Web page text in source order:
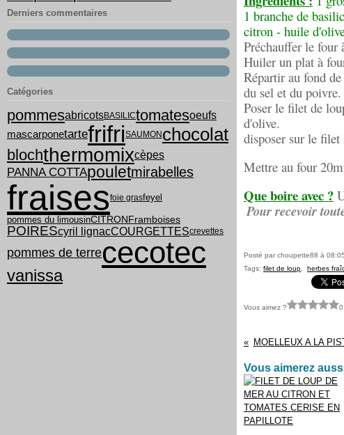
Derniers commentaires
Catégories
pommesabricotsBASILICtomatesoeufs
mascarponetartefrifriSAUMONchocolat
blochthermomixcèpes
PANNA COTTApouletmirabelles
fraisesfoie grasfeyel
pommes du limousinCITRON Framboises
POIREScyril lignacCOURGETTEScrevettes
pommes de terrececotec
vanissa
1 branche de
citron - huile
Préchauffer le four
Huiler un plat à
Répartir au fond
du sel et du poivre.
Poser le filet de
d'olive.
disposer sur le
Mettre au four
Que boire avec ?
Pour recevoir
Posté par choupette88 à
Tags: filet de loup herbes
Vous aimez ?
MOELLEUX A LA
Vous aimerez